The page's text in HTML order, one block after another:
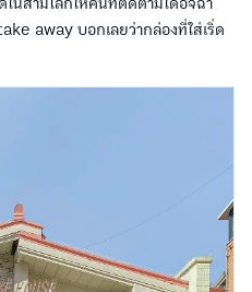
away บอกเลยว่ากล่องที่ใส่เริ่ด